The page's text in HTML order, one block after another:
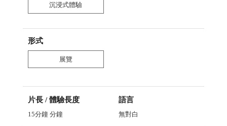
沉浸式體驗
形式
展覽
片長 / 體驗長度
15分鐘 分鐘
語言
無對白